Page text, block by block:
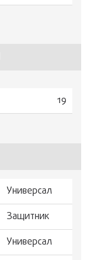
19
Универсал
Защитник
Универсал